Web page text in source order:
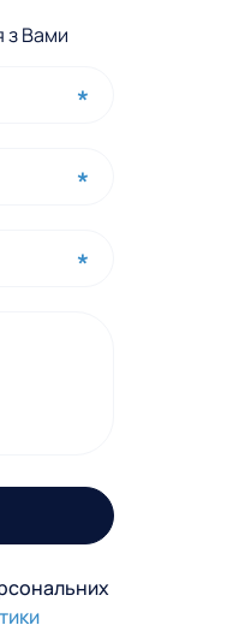
з Вами